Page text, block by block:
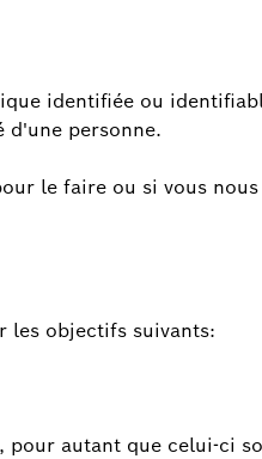
identifiée ou
d'une personne.
le faire ou si vous
les objectifs suivants:
autant que celui-ci